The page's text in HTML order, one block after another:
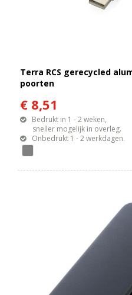
Terra RCS gerecycled
poorten
€ 8,51
Bedrukt in 1 - 2 weken,
sneller mogelijk in overleg.
Onbedrukt 1 - 2 werkdagen.